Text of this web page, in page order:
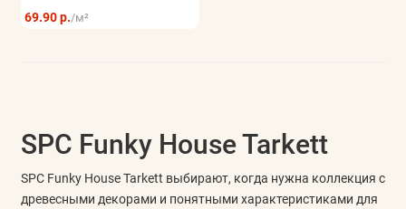
69.90 р./м²
SPC Funky House Tarkett
SPC Funky House Tarkett выбирают, когда нужна коллекция с
древесными декорами и понятными характеристиками для